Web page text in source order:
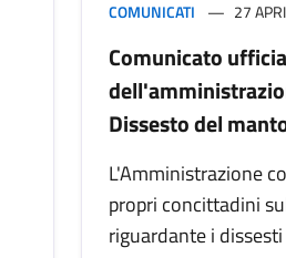
COMUNICATI 27
Comunicato
Dissesto del
L'Amministrazione
propri concittadini
riguardante i